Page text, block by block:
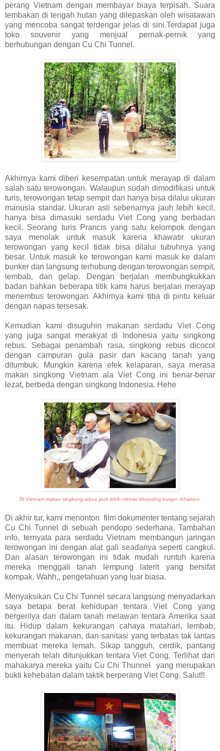
perang Vietnam dengan membayar biaya terpisah. Suara
tembakan di tengah hutan yang dilepaskan oleh wisatawan
yang mencoba sangat terdengar jelas di sini.Terdapat juga
toko souvenir yang menjual pernak-pernik yang
berhubungan dengan Cu Chi Tunnel.
Akhirnya kami diberi kesempatan untuk merayap di dalam
salah satu terowongan. Walaupun sudah dimodifikasi untuk
turis, terowongan tetap sempit dan hanya bisa dilalui ukuran
manusia standar. Ukuran asli sebenarnya jauh lebih kecil,
hanya bisa dimasuki serdadu Viet Cong yang berbadan
kecil. Seorang turis Prancis yang satu kelompok dengan
saya menolak untuk masuk karena khawatir ukuran
terowongan yang kecil tidak bisa dilalui tubuhnya yang
besar. Untuk masuk ke terowongan kami masuk ke dalam
bunker dan langsung terhubung dengan terowongan sempit,
lembab, dan gelap. Dengan berjalan membungkukkan
badan bahkan beberapa titik kami harus berjalan merayap
menembus terowongan. Akhirnya kami tiba di pintu keluar
dengan napas tersesak.
Kemudian kami disuguhin makanan serdadu Viet Cong
yang juga sangat merakyat di Indonesia yaitu singkong
rebus. Sebagai penambah rasa, singkong rebus dicocol
dengan campuran gula pasir dan kacang tanah yang
ditumbuk. Mungkin karena efek kelaparan, saya merasa
makan singkong Vietnam ala Viet Cong ini benar-benar
lezat, berbeda dengan singkong Indonesia. Hehe
Di Vietnam makan singkong rebus jauh lebih nikmat dibanding burger -Khairani-
Di akhir tur, kami menonton film dokumenter tentang sejarah
Cu Chi Tunnel di sebuah pendopo sederhana. Tambahan
info, ternyata para serdadu Vietnam membangun jaringan
terowongan ini dengan alat gali seadanya seperti cangkul.
Dan alasan terowongan ini tidak mudah runtuh karena
mereka menggali tanah lempung laterit yang bersifat
kompak. Wahh,, pengetahuan yang luar biasa.
Menyaksikan Cu Chi Tunnel secara langsung menyadarkan
saya betapa berat kehidupan tentara Viet Cong yang
bergerilya dari dalam tanah melawan tentara Amerika saat
itu. Hidup dalam kekurangan cahaya matahari, lembab,
kekurangan makanan, dan sanitasi yang terbatas tak lantas
membuat mereka lemah. Sikap tangguh, cerdik, pantang
menyerah telah ditunjukkan tentara Viet Cong. Terlihat dari
mahakarya mereka yaitu Cu Chi Thunnel yang merupakan
bukti kehebatan dalam taktik berperang Viet Cong. Salut!!